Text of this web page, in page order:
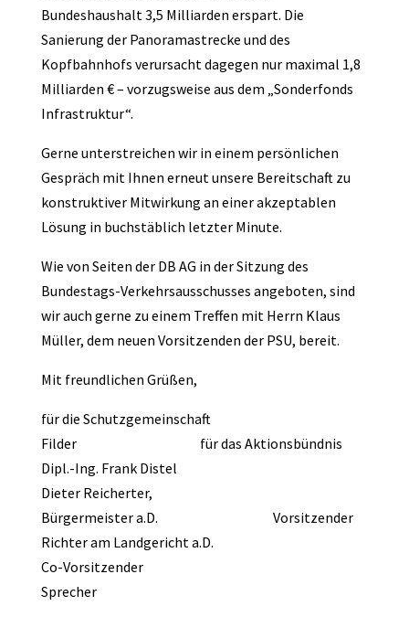
Bundeshaushalt 3,5 Milliarden erspart. Die
Sanierung der Panoramastrecke und des
Kopfbahnhofs verursacht dagegen nur maximal 1,8
Milliarden € – vorzugsweise aus dem „Sonderfonds
Infrastruktur“.
Gerne unterstreichen wir in einem persönlichen
Gespräch mit Ihnen erneut unsere Bereitschaft zu
konstruktiver Mitwirkung an einer akzeptablen
Lösung in buchstäblich letzter Minute.
Wie von Seiten der DB AG in der Sitzung des
Bundestags-Verkehrsausschusses angeboten, sind
wir auch gerne zu einem Treffen mit Herrn Klaus
Müller, dem neuen Vorsitzenden der PSU, bereit.
Mit freundlichen Grüßen,
für die Schutzgemeinschaft
Filder für das Aktionsbündnis
Dipl.-Ing. Frank Distel
Dieter Reicherter,
Bürgermeister a.D. Vorsitzender
Richter am Landgericht a.D.
Co-Vorsitzender
Sprecher